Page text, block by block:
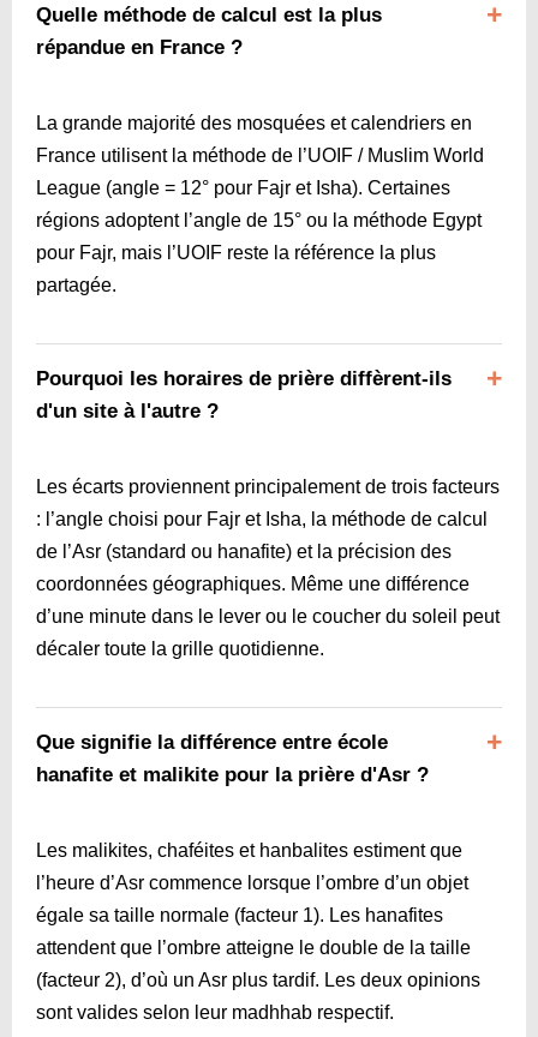
Quelle méthode de calcul est la plus
répandue en France ?
La grande majorité des mosquées et calendriers en
France utilisent la méthode de l’UOIF / Muslim World
League (angle = 12° pour Fajr et Isha). Certaines
régions adoptent l’angle de 15° ou la méthode Egypt
pour Fajr, mais l’UOIF reste la référence la plus
partagée.
Pourquoi les horaires de prière diffèrent-ils
d'un site à l'autre ?
Les écarts proviennent principalement de trois facteurs
: l’angle choisi pour Fajr et Isha, la méthode de calcul
de l’Asr (standard ou hanafite) et la précision des
coordonnées géographiques. Même une différence
d’une minute dans le lever ou le coucher du soleil peut
décaler toute la grille quotidienne.
Que signifie la différence entre école
hanafite et malikite pour la prière d'Asr ?
Les malikites, chaféites et hanbalites estiment que
l’heure d’Asr commence lorsque l’ombre d’un objet
égale sa taille normale (facteur 1). Les hanafites
attendent que l’ombre atteigne le double de la taille
(facteur 2), d’où un Asr plus tardif. Les deux opinions
sont valides selon leur madhhab respectif.